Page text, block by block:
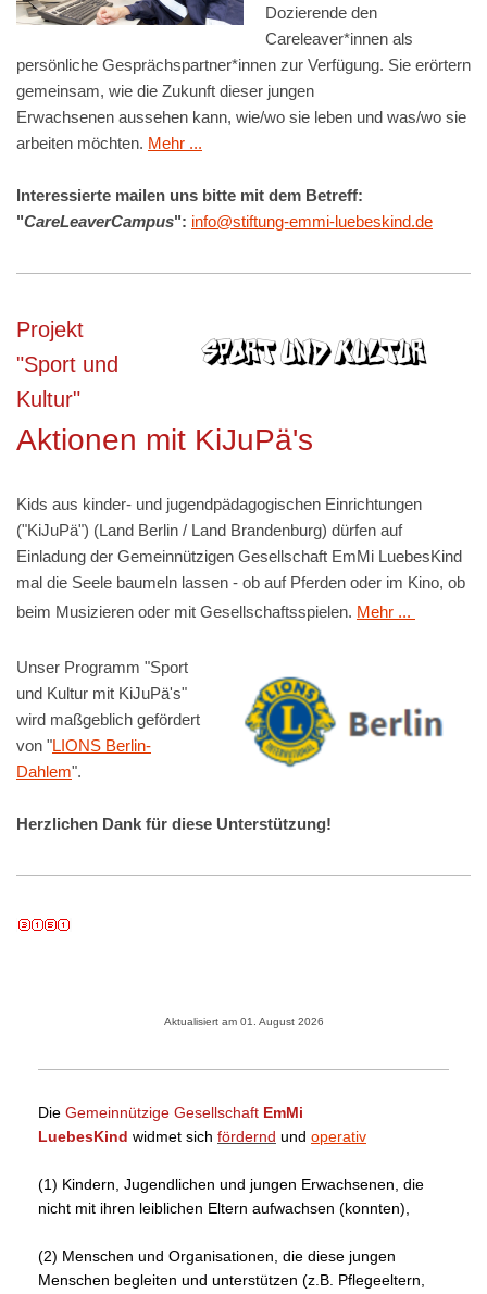
Dozierende den
Careleaver*innen als
persönliche Gesprächspartner*innen zur Verfügung. Sie erörtern
gemeinsam, wie die Zukunft dieser jungen
Erwachsenen aussehen kann, wie/wo sie leben und was/wo sie
arbeiten möchten. Mehr ...
Interessierte mailen uns bitte mit dem Betreff:
"CareLeaverCampus": info@stiftung-emmi-luebeskind.de
Projekt
"Sport und
Kultur"
Aktionen mit KiJuPä's
Kids aus kinder- und jugendpädagogischen Einrichtungen
("KiJuPä") (Land Berlin / Land Brandenburg) dürfen auf
Einladung der Gemeinnützigen Gesellschaft EmMi LuebesKind
mal die Seele baumeln lassen - ob auf Pferden oder im Kino, ob
beim Musizieren oder mit Gesellschaftsspielen. Mehr ...
Unser Programm "Sport
und Kultur mit KiJuPä's"
wird maßgeblich gefördert
von "LIONS Berlin-
Dahlem".
Herzlichen Dank für diese Unterstützung!
Aktualisiert am 01. August 2026
Die Gemeinnützige Gesellschaft EmMi
LuebesKind widmet sich fördernd und operativ
(1) Kindern, Jugendlichen und jungen Erwachsenen, die
nicht mit ihren leiblichen Eltern aufwachsen (konnten),
(2) Menschen und Organisationen, die diese jungen
Menschen begleiten und unterstützen (z.B. Pflegeeltern,